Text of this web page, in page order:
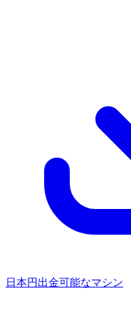
日本円出金可能なマシン